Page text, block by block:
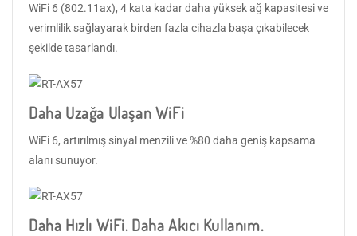
WiFi 6 (802.11ax), 4 kata kadar daha yüksek ağ kapasitesi ve
verimlilik sağlayarak birden fazla cihazla başa çıkabilecek
şekilde tasarlandı.
Daha Uzağa Ulaşan WiFi
WiFi 6, artırılmış sinyal menzili ve %80 daha geniş kapsama
alanı sunuyor.
Daha Hızlı WiFi. Daha Akıcı Kullanım.